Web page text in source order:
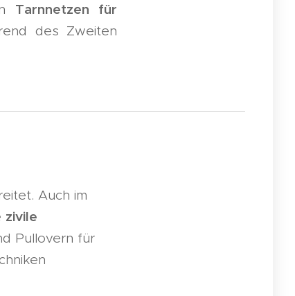
Tarnnetzen für
des Zweiten
Auch im
zivile
Pullovern für